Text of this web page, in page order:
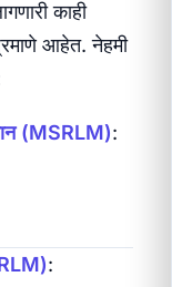
काही
आहेत. नेहमी
(MSRLM):
: